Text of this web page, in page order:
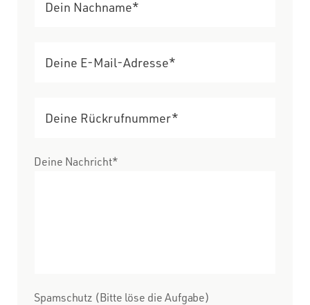
Deine Nachricht*
Spamschutz (Bitte löse die Aufgabe)